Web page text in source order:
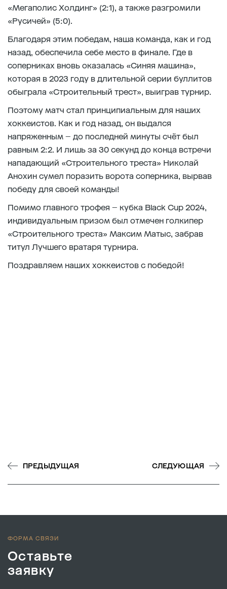
«Мегаполис Холдинг» (2:1), а также разгромили
«Русичей» (5:0).
Благодаря этим победам, наша команда, как и год
назад, обеспечила себе место в финале. Где в
соперниках вновь оказалась «Синяя машина»,
которая в 2023 году в длительной серии буллитов
обыграла «Строительный трест», выиграв турнир.
Поэтому матч стал принципиальным для наших
хоккеистов. Как и год назад, он выдался
напряженным – до последней минуты счёт был
равным 2:2. И лишь за 30 секунд до конца встречи
нападающий «Строительного треста» Николай
Анохин сумел поразить ворота соперника, вырвав
победу для своей команды!
Помимо главного трофея – кубка Black Cup 2024,
индивидуальным призом был отмечен голкипер
«Строительного треста» Максим Матыс, забрав
титул Лучшего вратаря турнира.
Поздравляем наших хоккеистов с победой!
ПРЕДЫДУЩАЯ СЛЕДУЮЩАЯ
ФОРМА СВЯЗИ
Оставьте
заявку